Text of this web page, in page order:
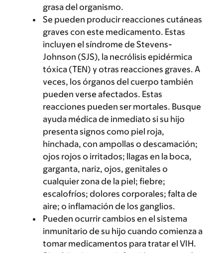
grasa del organismo.
Se pueden producir reacciones cutáneas
graves con este medicamento. Estas
incluyen el síndrome de Stevens-
Johnson (SJS), la necrólisis epidérmica
tóxica (TEN) y otras reacciones graves. A
veces, los órganos del cuerpo también
pueden verse afectados. Estas
reacciones pueden ser mortales. Busque
ayuda médica de inmediato si su hijo
presenta signos como piel roja,
hinchada, con ampollas o descamación;
ojos rojos o irritados; llagas en la boca,
garganta, nariz, ojos, genitales o
cualquier zona de la piel; fiebre;
escalofríos; dolores corporales; falta de
aire; o inflamación de los ganglios.
Pueden ocurrir cambios en el sistema
inmunitario de su hijo cuando comienza a
tomar medicamentos para tratar el VIH.